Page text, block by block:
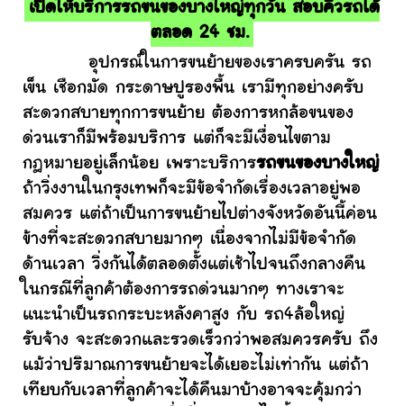
เปิดให้บริการรถขนของบางใหญ่ทุกวัน สอบคิวรถได้
ตลอด 24 ชม.
อุปกรณ์ในการขนย้ายของเราครบครัน รถ
เข็น เชือกมัด กระดาษปูรองพื้น เรามีทุกอย่างครับ
สะดวกสบายทุกการขนย้าย ต้องการหกล้อขนของ
ด่วนเราก็มีพร้อมบริการ แต่ก็จะมีเงื่อนไขตาม
กฎหมายอยู่เล็กน้อย เพราะบริการรถขนของบางใหญ่
ถ้าวิ่งงานในกรุงเทพก็จะมีข้อจำกัดเรื่องเวลาอยู่พอ
สมควร แต่ถ้าเป็นการขนย้ายไปต่างจังหวัดอันนี้ค่อน
ข้างที่จะสะดวกสบายมากๆ เนื่องจากไม่มีข้อจำกัด
ด้านเวลา วิ่งกันได้ตลอดตั้งแต่เช้าไปจนถึงกลางคืน
ในกรณีที่ลูกค้าต้องการรถด่วนมากๆ ทางเราจะ
แนะนำเป็นรถกระบะหลังคาสูง กับ รถ4ล้อใหญ่
รับจ้าง จะสะดวกและรวดเร็วกว่าพอสมควรครับ ถึง
แม้ว่าปริมาณการขนย้ายจะได้เยอะไม่เท่ากัน แต่ถ้า
เทียบกับเวลาที่ลูกค้าจะได้คืนมาบ้างอาจจะคุ้มกว่า